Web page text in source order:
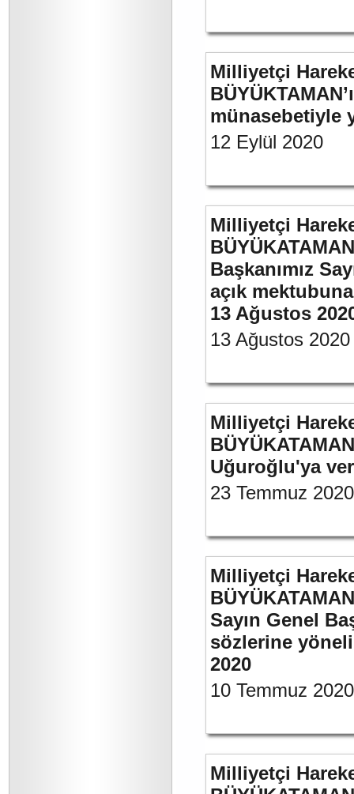
Milliyetçi
münasebetiyle
12 Eylül 2020
Milliyetçi
Başkanımız
açık
13 Ağustos
13 Ağustos 2020
Milliyetçi
Uğuroğlu'ya
23 Temmuz 2020
Milliyetçi
Sayın Genel
sözlerine
2020
10 Temmuz 2020
Milliyetçi